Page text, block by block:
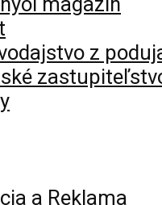
z
a Reklama